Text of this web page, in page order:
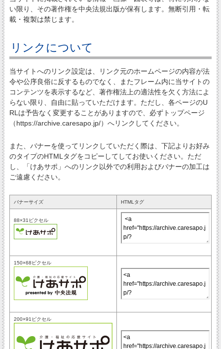
い限り、その著作権を中央法規出版が保有します。無断引用・転
載・複製は禁じます。
リンクについて
当サイトへのリンク設定は、リンク元のホームページの内容が法
令や公序良俗に反するものでなく、またフレーム内に当サイトの
コンテンツを表示するなど、著作権法上の適法性を欠く方法によ
らない限り、自由に貼っていただけます。ただし、各ページのU
RLは予告なく変更することがありますので、必ずトップページ
（https://archive.caresapo.jp/）へリンクしてください。
また、バナーを使ってリンクしていただく際は、下記よりお好み
のタイプのHTMLタグをコピーしてしてお使いください。ただ
し、「けあサポ」へのリンク以外での利用およびバナーの加工は
ご遠慮ください。
バナーサイズ HTMLタグ
88×31ピクセル
150×68ピクセル
200×91ピクセル